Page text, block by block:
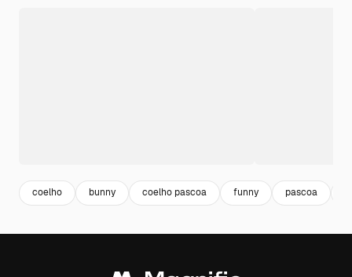
coelho bunny coelho pascoa funny pascoa